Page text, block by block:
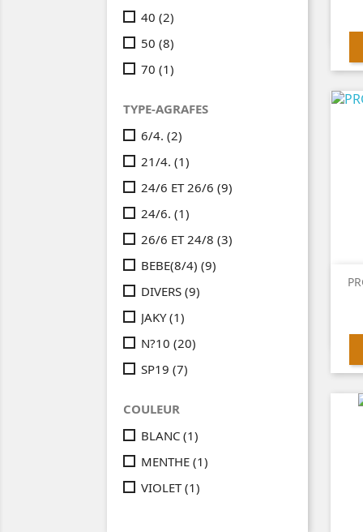
40 (2)
50 (8)
70 (1)
TYPE-AGRAFES
6/4. (2)
21/4. (1)
24/6 ET 26/6 (9)
24/6. (1)
26/6 ET 24/8 (3)
BEBE(8/4) (9)
DIVERS (9)
JAKY(1)
N?10 (20)
SP19 (7)
COULEUR
BLANC (1)
MENTHE (1)
VIOLET(1)